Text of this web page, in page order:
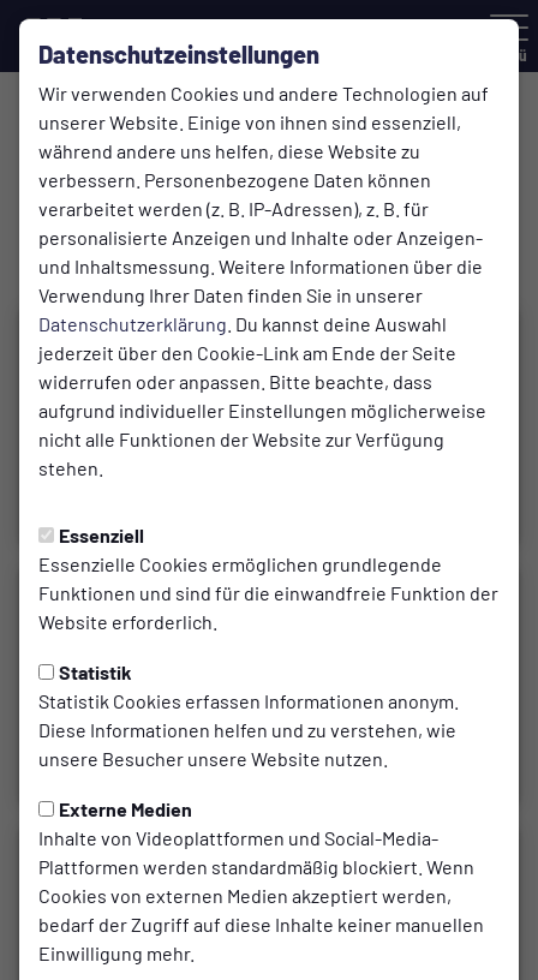
Datenschutzeinstellungen
Wir verwenden Cookies und andere Technologien auf
unserer Website. Einige von ihnen sind essenziell,
während andere uns helfen, diese Website zu
verbessern. Personenbezogene Daten können
verarbeitet werden (z. B. IP-Adressen), z. B. für
personalisierte Anzeigen und Inhalte oder Anzeigen-
und Inhaltsmessung. Weitere Informationen über die
Verwendung Ihrer Daten finden Sie in unserer
Datenschutzerklärung . Du kannst deine Auswahl
jederzeit über den Cookie-Link am Ende der Seite
widerrufen oder anpassen. Bitte beachte, dass
aufgrund individueller Einstellungen möglicherweise
nicht alle Funktionen der Website zur Verfügung
stehen.
Essenziell
Essenzielle Cookies ermöglichen grundlegende
Funktionen und sind für die einwandfreie Funktion der
Website erforderlich.
Statistik
Statistik Cookies erfassen Informationen anonym.
Diese Informationen helfen und zu verstehen, wie
unsere Besucher unsere Website nutzen.
Externe Medien
Inhalte von Videoplattformen und Social-Media-
Plattformen werden standardmäßig blockiert. Wenn
Cookies von externen Medien akzeptiert werden,
bedarf der Zugriff auf diese Inhalte keiner manuellen
Einwilligung mehr.
Menü
1. Mannschaft
19.08.2024 14:29 Uhr
SV Burgaltendorf |
Bezirksliga 2024/25